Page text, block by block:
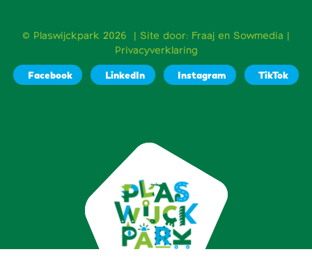
© Plaswijckpark 2026 | Site door: Fraaj en Sowmedia |
Privacyverklaring
Facebook
LinkedIn Instagram TikTok